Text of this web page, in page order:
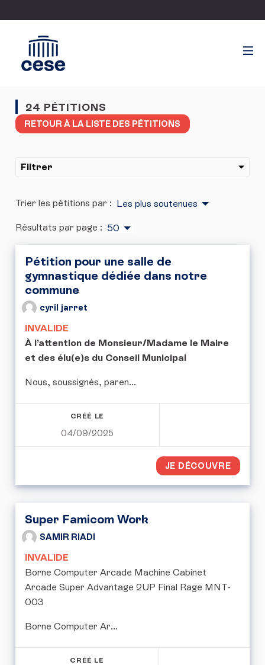
24 PÉTITIONS
RETOUR À LA LISTE DES PÉTITIONS
Filtrer
Trier les pétitions par : Les plus soutenues
Résultats par page : 50
Pétition pour une salle de
gymnastique dédiée dans notre
commune
cyril jarret
INVALIDE
À l’attention de Monsieur/Madame le Maire
et des élu(e)s du Conseil Municipal
Nous, soussignés, paren...
CRÉÉ LE
04/09/2025
JE DÉCOUVRE
Super Famicom Work
SAMIR RIADI
INVALIDE
Borne Computer Arcade Machine Cabinet
Arcade Super Advantage 2UP Final Rage MNT-
003
Borne Computer Ar...
CRÉÉ LE